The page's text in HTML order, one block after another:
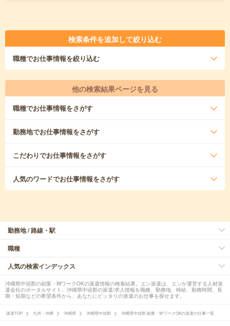
検索条件を追加して絞り込む
職種でお仕事情報を絞り込む
他の検索結果ページを見る
職種でお仕事情報をさがす
勤務地でお仕事情報をさがす
こだわりでお仕事情報をさがす
人気のワードでお仕事情報をさがす
勤務地 / 路線・駅
職種
人気の検索インデックス
沖縄県中頭郡の副業・WワークOKの派遣情報の検索結果。エン派遣は、エンが運営する人材派
遣会社のポータルサイト。沖縄県中頭郡の派遣/求人情報を職種、勤務地、時給、勤務時間、長
期・短期などの希望条件から、あなたにピッタリの派遣のお仕事を探せます。
派遣TOP 九州・沖縄 沖縄県 沖縄県中頭郡 沖縄県中頭郡 副業・WワークOKの派遣の仕事一覧